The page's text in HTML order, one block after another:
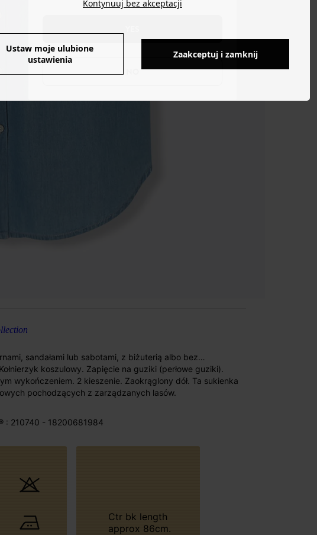
sandałami lub sabotami, z biżuterią albo bez…
koszulowy. Zapięcie na guziki (perłowe guziki).
wykończeniem. 2 kieszenie. Zaokrąglony dół. Ta sukienka
pochodzących z zarządzanych lasów.
: 210740 - 18200681984
Ctr bk length
approx 86cm.
Kontynuuj bez akceptacji
Ustaw moje ulubione
ustawienia
Zaakceptuj i zamknij